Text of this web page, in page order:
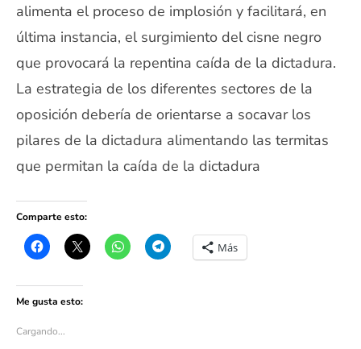
alimenta el proceso de implosión y facilitará, en
última instancia, el surgimiento del cisne negro
que provocará la repentina caída de la dictadura.
La estrategia de los diferentes sectores de la
oposición debería de orientarse a socavar los
pilares de la dictadura alimentando las termitas
que permitan la caída de la dictadura
Comparte esto:
Más
Me gusta esto:
Cargando...